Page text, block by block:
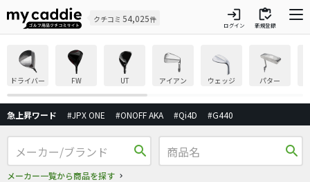
クチコミ 54,025件 login
ログイン
inventory
新規登録
ドライバー FW UT アイアン ウェッジ パター
急上昇ワード #JPX ONE #ONOFF AKA #Qi4D #G440
search
メーカー一覧から商品を探す
search